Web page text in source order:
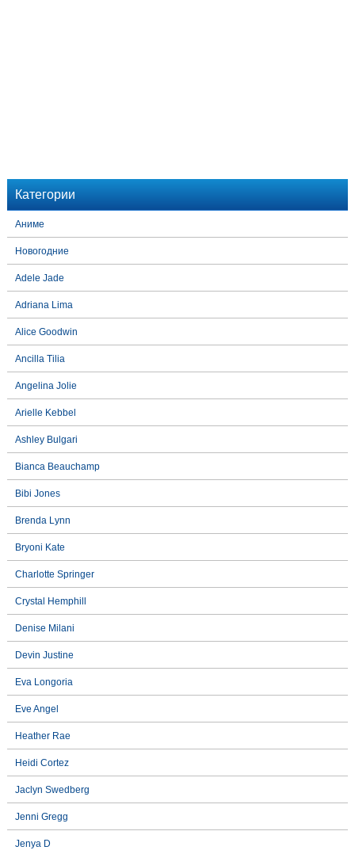
Категории
Аниме
Новогодние
Adele Jade
Adriana Lima
Alice Goodwin
Ancilla Tilia
Angelina Jolie
Arielle Kebbel
Ashley Bulgari
Bianca Beauchamp
Bibi Jones
Brenda Lynn
Bryoni Kate
Charlotte Springer
Crystal Hemphill
Denise Milani
Devin Justine
Eva Longoria
Eve Angel
Heather Rae
Heidi Cortez
Jaclyn Swedberg
Jenni Gregg
Jenya D